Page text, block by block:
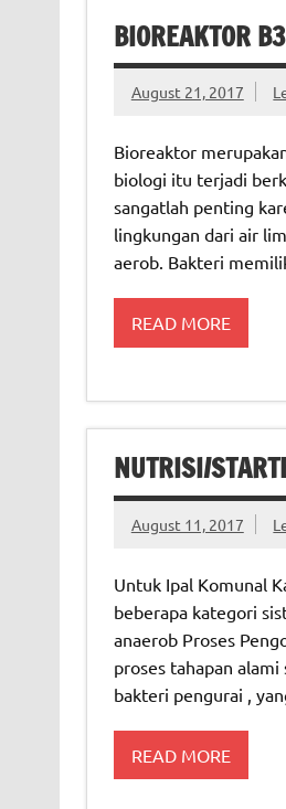
BIOREAKTOR
August 21, 2017
Bioreaktor
biologi itu terjadi
sangatlah penting
lingkungan dari air
aerob. Bakteri
READ MORE
NUTRISI/
August 11, 2017
Untuk Ipal Komunal
beberapa kategori
anaerob Proses
proses tahapan
bakteri pengurai ,
READ MORE